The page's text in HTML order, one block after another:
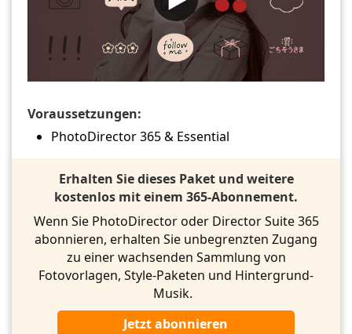
Voraussetzungen:
PhotoDirector 365 & Essential
Erhalten Sie dieses Paket und weitere
kostenlos mit einem 365-Abonnement.
Wenn Sie PhotoDirector oder Director Suite 365
abonnieren, erhalten Sie unbegrenzten Zugang
zu einer wachsenden Sammlung von
Fotovorlagen, Style-Paketen und Hintergrund-
Musik.
Jetzt abonnieren